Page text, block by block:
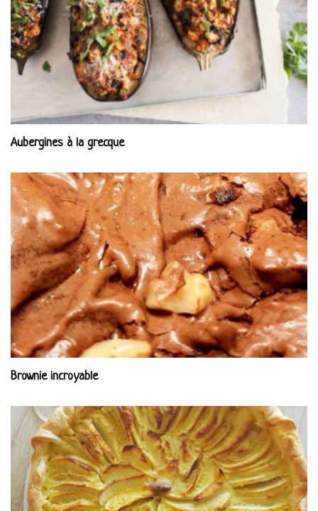
Aubergines à la grecque
Brownie incroyable